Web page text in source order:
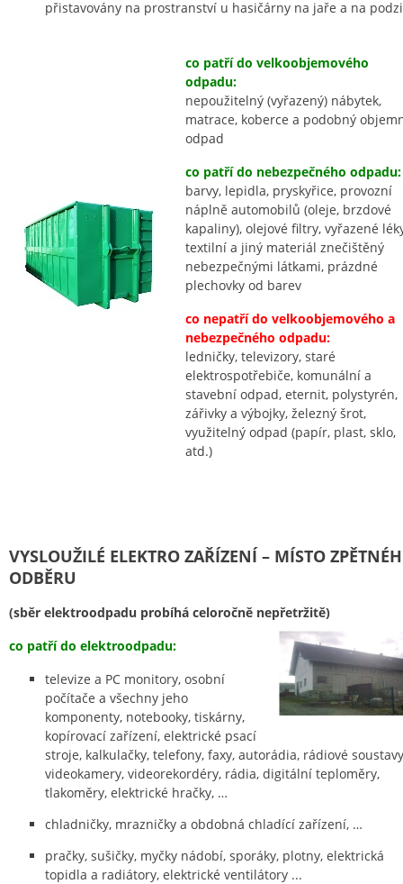
přistavovány na prostranství u hasičárny na jaře a na
co patří do velkoobjemového
odpadu:
nepoužitelný (vyřazený) nábytek,
matrace, koberce a podobný
odpad
co patří do nebezpečného odpadu:
barvy, lepidla, pryskyřice, provozní
náplně automobilů (oleje, brzdové
kapaliny), olejové filtry, vyřazené
textilní a jiný materiál znečištěný
nebezpečnými látkami, prázdné
plechovky od barev
co nepatří do velkoobjemového a
nebezpečného odpadu:
ledničky, televizory, staré
elektrospotřebiče, komunální a
stavební odpad, eternit, polystyrén,
zářivky a výbojky, železný šrot,
využitelný odpad (papír, plast, sklo,
atd.)
VYSLOUŽILÉ ELEKTRO ZAŘÍZENÍ – MÍSTO
ODBĚRU
(sběr elektroodpadu probíhá celoročně nepřetržitě)
co patří do elektroodpadu:
televize a PC monitory, osobní
počítače a všechny jeho
komponenty, notebooky, tiskárny,
kopírovací zařízení, elektrické psací
stroje, kalkulačky, telefony, faxy, autorádia, rádiové
videokamery, videorekordéry, rádia, digitální teploměry,
tlakoměry, elektrické hračky, …
chladničky, mrazničky a obdobná chladící zařízení, …
pračky, sušičky, myčky nádobí, sporáky, plotny, elektrická
topidla a radiátory, elektrické ventilátory ...